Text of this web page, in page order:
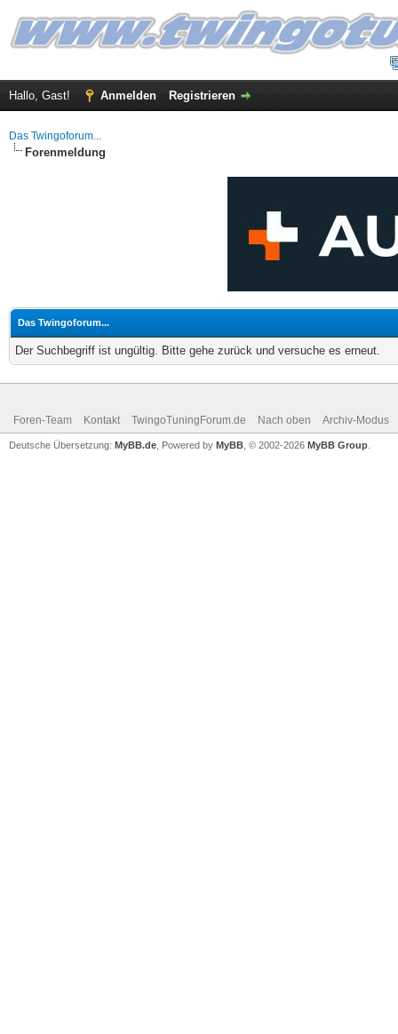
Hallo, Gast! Anmelden Registrieren
Das Twingoforum...
Forenmeldung
Das Twingoforum...
Der Suchbegriff ist ungültig. Bitte gehe zurück und versuche es erneut.
Foren-Team Kontakt TwingoTuningForum.de Nach oben Archiv-Modus
Deutsche Übersetzung: MyBB.de , Powered by MyBB , © 2002-2026 MyBB Group